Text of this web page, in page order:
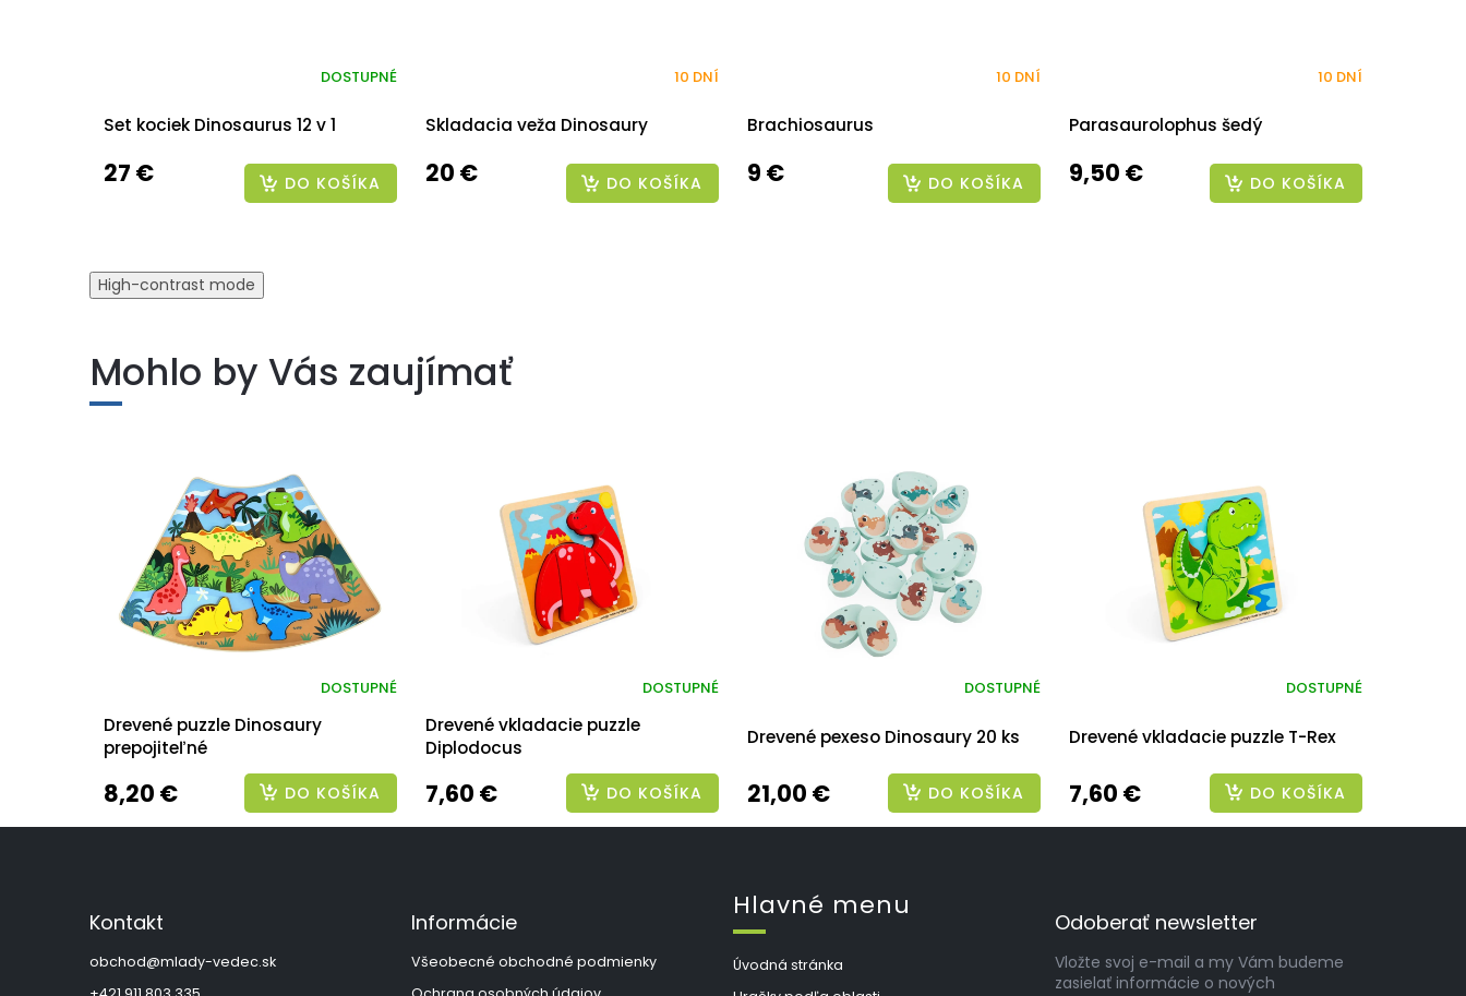
Set kociek Dinosaurus 12 v 1
DOSTUPNÉ
27 € DO KOŠÍKA
Skladacia veža Dinosaury
10 DNÍ
20 € DO KOŠÍKA
Brachiosaurus
10 DNÍ
9 € DO KOŠÍKA
Parasaurolophus šedý
10 DNÍ
9,50 € DO KOŠÍKA
High-contrast mode
Mohlo by Vás zaujímať
Drevené puzzle Dinosaury
prepojiteľné
DOSTUPNÉ
8,20 € DO KOŠÍKA
Drevené vkladacie puzzle
Diplodocus
DOSTUPNÉ
7,60 € DO KOŠÍKA
Drevené pexeso Dinosaury 20 ks
DOSTUPNÉ
21,00 € DO KOŠÍKA
Drevené vkladacie puzzle T-Rex
DOSTUPNÉ
7,60 € DO KOŠÍKA
Kontakt
obchod@mlady-vedec.sk
Informácie
Všeobecné obchodné podmienky
Hlavné menu
Úvodná stránka
Odoberať newsletter
Vložte svoj e-mail a my Vám budeme
zasielať informácie o nových